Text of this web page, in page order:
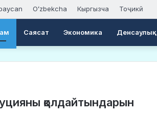
Oʻzbekcha Кыргызча Тоҷикӣ
Саясат Экономика Денсаулық
қолдайтындарын